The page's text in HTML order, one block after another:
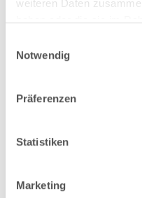
weiteren Daten
Notwendig
Präferenzen
Statistiken
Marketing
Stahlwand-Achtformpool
Kurzbeschreibung
2.199,00 € *